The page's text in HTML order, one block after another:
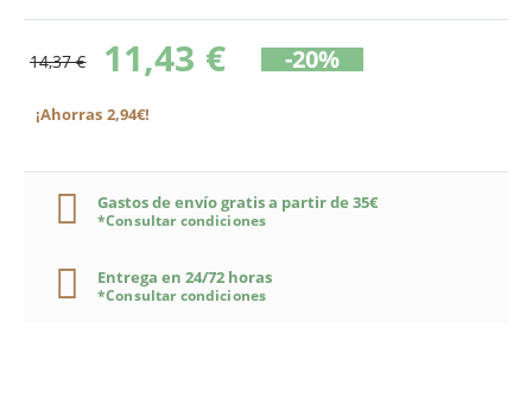
14,37 € 11,43 € -20%
¡Ahorras 2,94€!
Gastos de envío gratis a partir de 35€
*Consultar condiciones
Entrega en 24/72 horas
*Consultar condiciones